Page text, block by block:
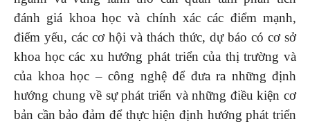
đánh giá khoa học và chính xác các điểm mạnh,
điểm yếu, các cơ hội và thách thức, dự báo có cơ sở
khoa học các xu hướng phát triển của thị trường và
của khoa học – công nghệ để đưa ra những định
hướng chung về sự phát triển và những điều kiện cơ
bản cần bảo đảm để thực hiện định hướng phát triển